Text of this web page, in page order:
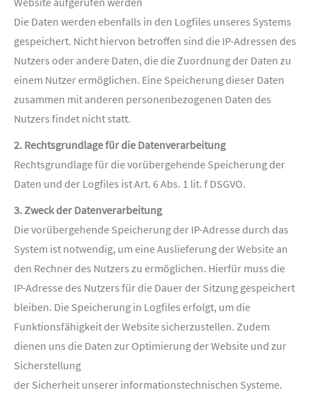
Die Daten werden ebenfalls in den Logfiles unseres Systems
gespeichert. Nicht hiervon betroffen sind die IP-Adressen des
Nutzers oder andere Daten, die die Zuordnung der Daten zu
einem Nutzer ermöglichen. Eine Speicherung dieser Daten
zusammen mit anderen personenbezogenen Daten des
Nutzers findet nicht statt.
2. Rechtsgrundlage für die Datenverarbeitung
Rechtsgrundlage für die vorübergehende Speicherung der
Daten und der Logfiles ist Art. 6 Abs. 1 lit. f DSGVO.
3. Zweck der Datenverarbeitung
Die vorübergehende Speicherung der IP-Adresse durch das
System ist notwendig, um eine Auslieferung der Website an
den Rechner des Nutzers zu ermöglichen. Hierfür muss die
IP-Adresse des Nutzers für die Dauer der Sitzung gespeichert
bleiben. Die Speicherung in Logfiles erfolgt, um die
Funktionsfähigkeit der Website sicherzustellen. Zudem
dienen uns die Daten zur Optimierung der Website und zur
Sicherstellung
der Sicherheit unserer informationstechnischen Systeme.